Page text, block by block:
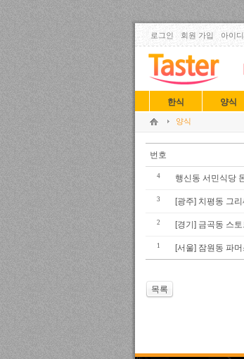
로그인 회원 가입 아이
한식 양식
양식
번호
4 행신동 서민식당
3 [광주] 치평동 그
2 [경기] 금곡동 스
1 [서울] 잠원동 파
목록